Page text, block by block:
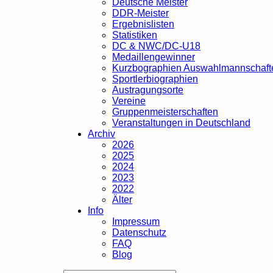
Deutsche Meister
DDR-Meister
Ergebnislisten
Statistiken
DC & NWC/DC-U18
Medaillengewinner
Kurzbographien
Sportlerbiographien
Austragungsorte
Vereine
Gruppenmeisterschaften
Veranstaltungen in Deutschland
Archiv
2026
2025
2024
2023
2022
Älter
Info
Impressum
Datenschutz
FAQ
Blog